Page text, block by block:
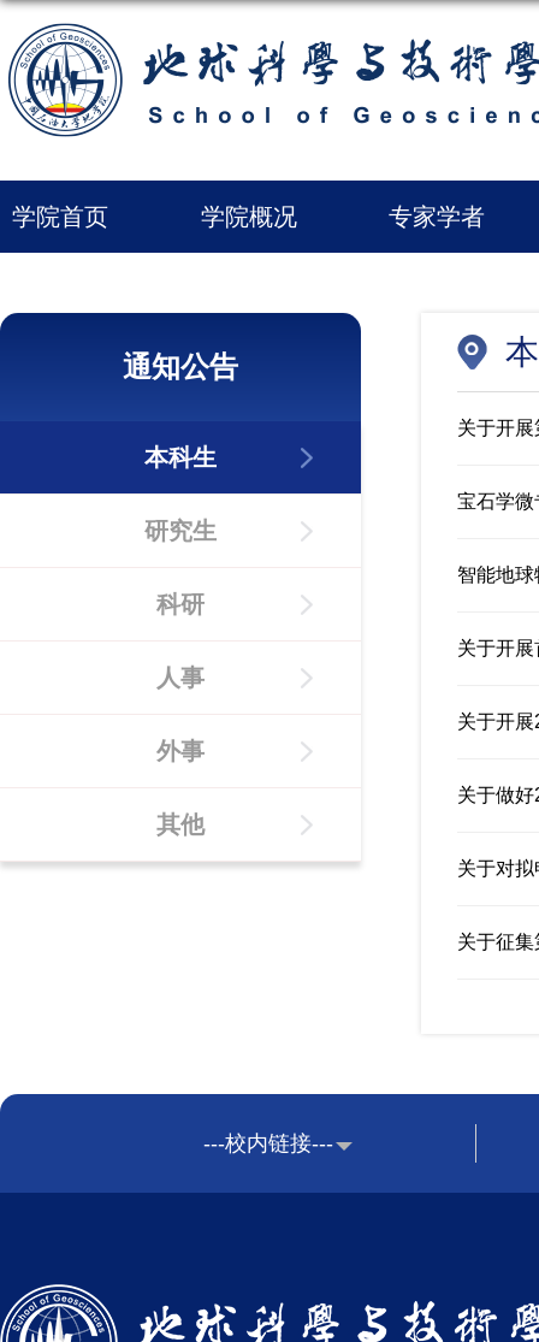
学院首页 学院概况 专家学者
通知公告
本科生
研究生
科研
人事
外事
其他
关于开展
宝石学
智能地
关于开
关于开
关于做
关于对
关于征
---校内链接---